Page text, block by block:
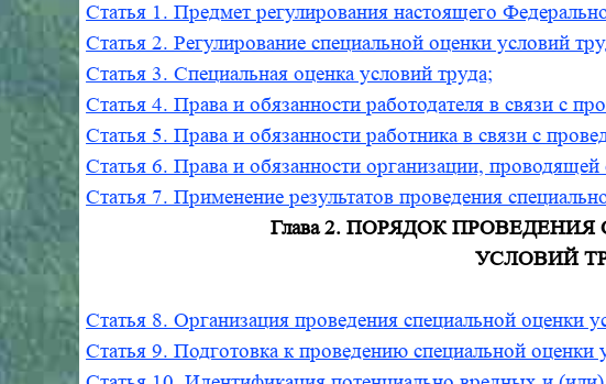
Статья 1. Предмет регулирования настоящего
Статья 2. Регулирование специальной оценки условий
Статья 3. Специальная оценка условий труда;
Статья 4. Права и обязанности работодателя в связи с
Статья 5. Права и обязанности работника в связи с
Статья 6. Права и обязанности организации,
Статья 7. Применение результатов проведения
Глава 2. ПОРЯДОК
УСЛОВИЙ
Статья 8. Организация проведения специальной оценки
Статья 9. Подготовка к проведению специальной оценки